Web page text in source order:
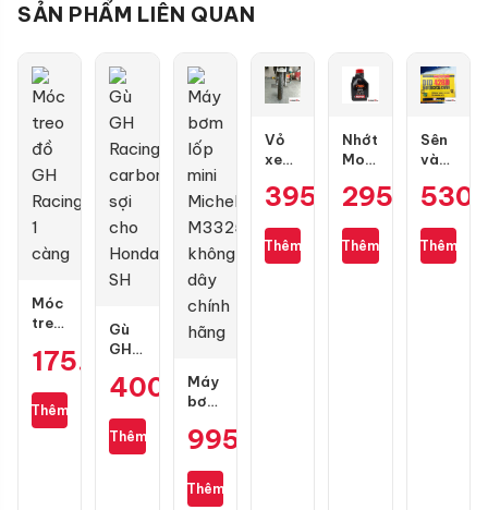
SẢN PHẨM LIÊN QUAN
Móc
treo
GH
1
càng
175.000
Thêm
Gù
GH
carbon
cho
Honda
400.000
Thêm
Máy
bơm
mini
M3325
không
995.000
Thêm
Vỏ
xe
70/90-
gai
kim
395.000₫
Thêm
Nhớt
Motul
10W50
1L
295.000₫
Thêm
Sên
vàng
9 ly
(chính
hãng)
Thêm